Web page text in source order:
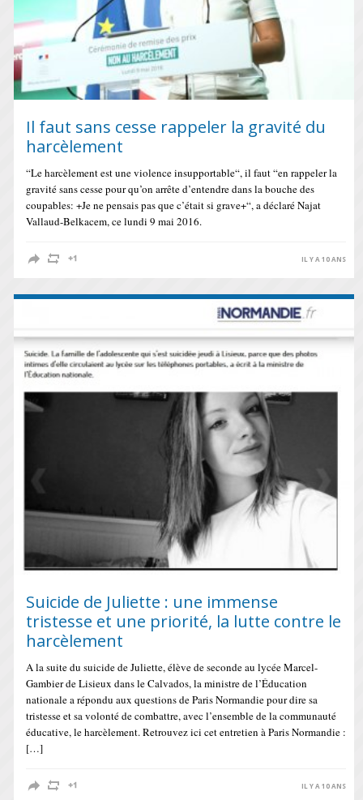
Il faut sans cesse rappeler la gravité du
harcèlement
“Le harcèlement est une violence insupportable“, il faut “en rappeler la
gravité sans cesse pour qu’on arrête d’entendre dans la bouche des
coupables: +Je ne pensais pas que c’était si grave+“, a déclaré Najat
Vallaud-Belkacem, ce lundi 9 mai 2016.
IL Y A 10 ANS
Suicide de Juliette : une immense
tristesse et une priorité, la lutte contre le
harcèlement
A la suite du suicide de Juliette, élève de seconde au lycée Marcel-
Gambier de Lisieux dans le Calvados, la ministre de l’Éducation
nationale a répondu aux questions de Paris Normandie pour dire sa
tristesse et sa volonté de combattre, avec l’ensemble de la communauté
éducative, le harcèlement. Retrouvez ici cet entretien à Paris Normandie :
[…]
IL Y A 10 ANS